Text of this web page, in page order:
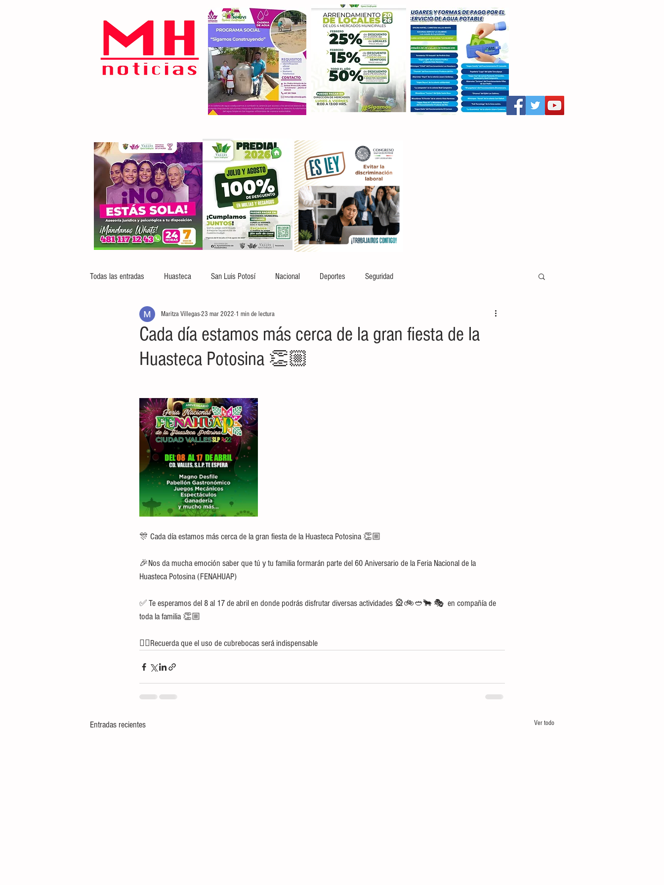
Todas las entradas Huasteca San Luis Potosí Nacional Deportes Seguridad
Cada día estamos más cerca de la gran fiesta de la
Huasteca Potosina 👏🏼
Maritza Villegas23 mar 2022 1 min de lectura
🎊 Cada día estamos más cerca de la gran fiesta de la Huasteca Potosina 👏🏼
🎉Nos da mucha emoción saber que tú y tu familia formarán parte del 60 Aniversario de la Feria Nacional de la
Huasteca Potosina (FENAHUAP)
✅ Te esperamos del 8 al 17 de abril en donde podrás disfrutar diversas actividades 🎡🚲🥙🐂 🎭  en compañía de
toda la familia 👏🏼
👉🏼Recuerda que el uso de cubrebocas será indispensable
Entradas recientes Ver todo